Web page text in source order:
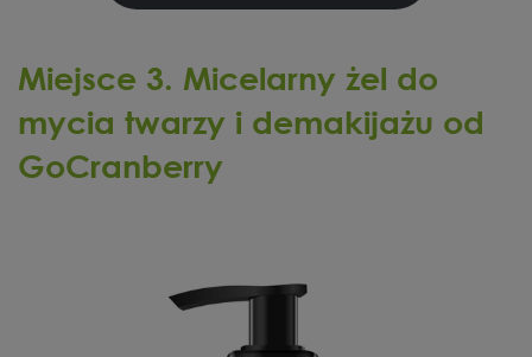
Miejsce 3. Micelarny żel do
mycia twarzy i demakijażu od
GoCranberry